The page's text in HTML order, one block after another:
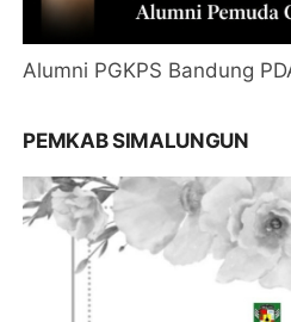
Alumni PGKPS Bandung
PEMKAB SIMALUNGUN